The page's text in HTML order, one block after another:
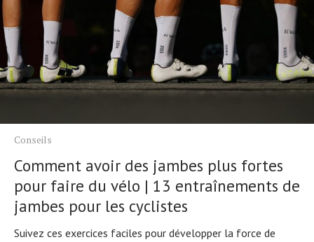
Conseils
Comment avoir des jambes plus fortes
pour faire du vélo | 13 entraînements de
jambes pour les cyclistes
Suivez ces exercices faciles pour développer la force de